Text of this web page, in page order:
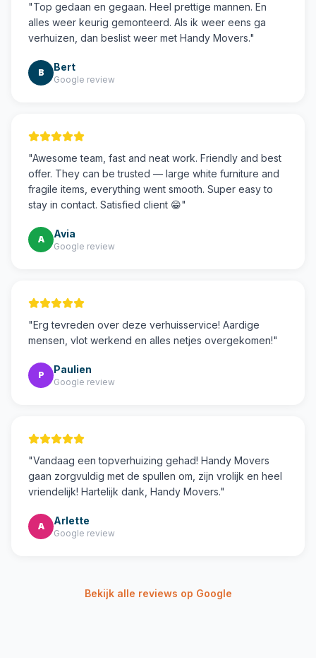
"Top gedaan en gegaan. Heel prettige mannen. En
alles weer keurig gemonteerd. Als ik weer eens ga
verhuizen, dan beslist weer met Handy Movers."
B Bert
Google review
"Awesome team, fast and neat work. Friendly and best
offer. They can be trusted — large white furniture and
fragile items, everything went smooth. Super easy to
stay in contact. Satisfied client 😁"
A Avia
Google review
"Erg tevreden over deze verhuisservice! Aardige
mensen, vlot werkend en alles netjes overgekomen!"
P Paulien
Google review
"Vandaag een topverhuizing gehad! Handy Movers
gaan zorgvuldig met de spullen om, zijn vrolijk en heel
vriendelijk! Hartelijk dank, Handy Movers."
A Arlette
Google review
Bekijk alle reviews op Google